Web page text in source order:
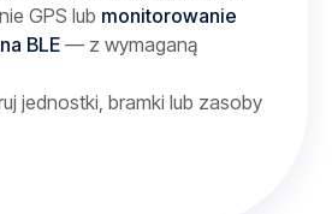
GPS lub monitorowanie
BLE — z wymaganą
jednostki, bramki lub zasoby